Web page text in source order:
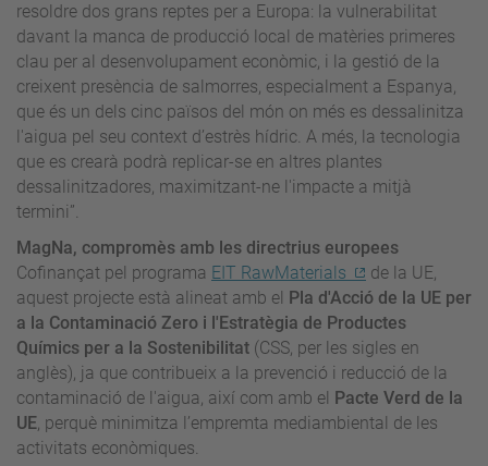
resoldre dos grans reptes per a Europa: la vulnerabilitat
davant la manca de producció local de matèries primeres
clau per al desenvolupament econòmic, i la gestió de la
creixent presència de salmorres, especialment a Espanya,
que és un dels cinc països del món on més es dessalinitza
l'aigua pel seu context d’estrès hídric. A més, la tecnologia
que es crearà podrà replicar-se en altres plantes
dessalinitzadores, maximitzant-ne l'impacte a mitjà
termini”.
MagNa, compromès amb les directrius europees
Cofinançat pel programa EIT RawMaterials
de la UE,
aquest projecte està alineat amb el Pla d'Acció de la UE per
a la Contaminació Zero i l'Estratègia de Productes
Químics per a la Sostenibilitat (CSS, per les sigles en
anglès), ja que contribueix a la prevenció i reducció de la
contaminació de l'aigua, així com amb el Pacte Verd de la
UE, perquè minimitza l’empremta mediambiental de les
activitats econòmiques.